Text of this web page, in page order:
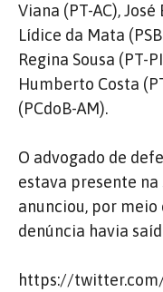
Viana (PT-AC),
Lídice da Mata
Regina Sousa (PT-
Humberto Costa
(PCdoB-AM).
O advogado de
estava presente na
anunciou, por
denúncia havia
https://